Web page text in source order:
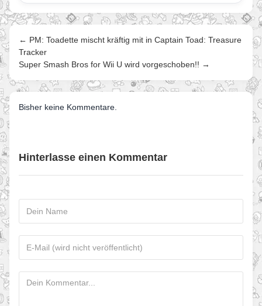
← PM: Toadette mischt kräftig mit in Captain Toad: Treasure
Tracker
Super Smash Bros for Wii U wird vorgeschoben!! →
Bisher keine Kommentare.
Hinterlasse einen Kommentar